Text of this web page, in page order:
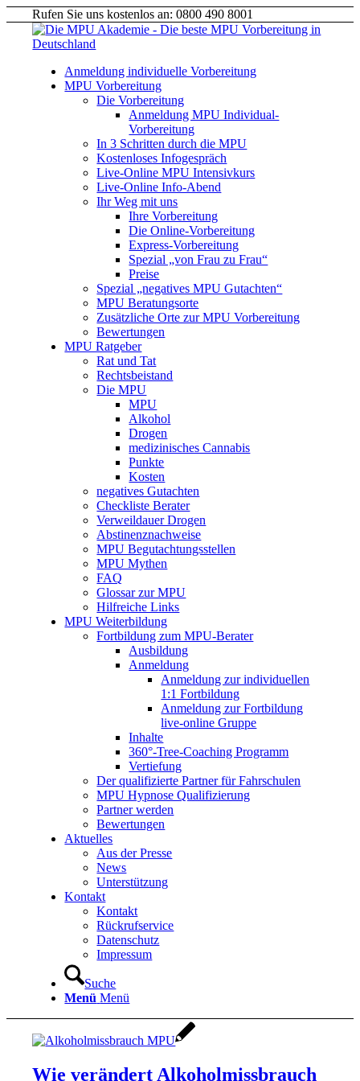
Rufen Sie uns kostenlos an: 0800 490 8001
Anmeldung individuelle Vorbereitung
MPU Vorbereitung
Die Vorbereitung
Anmeldung MPU Individual-
Vorbereitung
In 3 Schritten durch die MPU
Kostenloses Infogespräch
Live-Online MPU Intensivkurs
Live-Online Info-Abend
Ihr Weg mit uns
Ihre Vorbereitung
Die Online-Vorbereitung
Express-Vorbereitung
Spezial „von Frau zu Frau“
Preise
Spezial „negatives MPU Gutachten“
MPU Beratungsorte
Zusätzliche Orte zur MPU Vorbereitung
Bewertungen
MPU Ratgeber
Rat und Tat
Rechtsbeistand
Die MPU
MPU
Alkohol
Drogen
medizinisches Cannabis
Punkte
Kosten
negatives Gutachten
Checkliste Berater
Verweildauer Drogen
Abstinenznachweise
MPU Begutachtungsstellen
MPU Mythen
FAQ
Glossar zur MPU
Hilfreiche Links
MPU Weiterbildung
Fortbildung zum MPU-Berater
Ausbildung
Anmeldung
Anmeldung zur individuellen
1:1 Fortbildung
Anmeldung zur Fortbildung
live-online Gruppe
Inhalte
360°-Tree-Coaching Programm
Vertiefung
Der qualifizierte Partner für Fahrschulen
MPU Hypnose Qualifizierung
Partner werden
Bewertungen
Aktuelles
Aus der Presse
News
Unterstützung
Kontakt
Kontakt
Rückrufservice
Datenschutz
Impressum
Suche
Menü Menü
Wie verändert Alkoholmissbrauch